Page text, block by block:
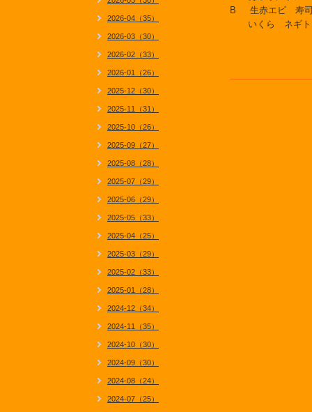
B 生赤エビ 寿司
いくら ネギ
2026-04（35）
2026-03（30）
2026-02（33）
2026-01（26）
2025-12（30）
2025-11（31）
2025-10（26）
2025-09（27）
2025-08（28）
2025-07（29）
2025-06（29）
2025-05（33）
2025-04（25）
2025-03（29）
2025-02（33）
2025-01（28）
2024-12（34）
2024-11（35）
2024-10（30）
2024-09（30）
2024-08（24）
2024-07（25）